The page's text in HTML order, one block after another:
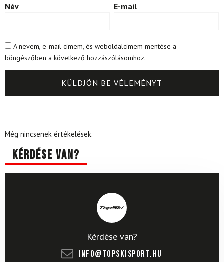
Név E-mail
A nevem, e-mail címem, és weboldalcímem mentése a
böngészőben a következő hozzászólásomhoz.
Még nincsenek értékelések.
Kérdése van?
Kérdése van?
info@topskisport.hu